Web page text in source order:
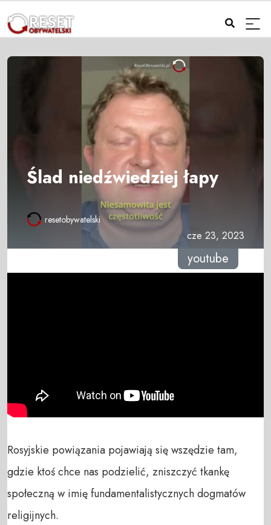
Ślad niedźwiedziej łapy
resetobywatelski
cze 23, 2023
youtube
Rosyjskie powiązania pojawiają się wszędzie tam,
gdzie ktoś chce nas podzielić, zniszczyć tkankę
społeczną w imię fundamentalistycznych dogmatów
religijnych.